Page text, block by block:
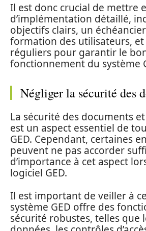
Il est donc crucial de mettre
d’implémentation détaillé,
objectifs clairs, un
formation des utilisateurs, et
réguliers pour garantir le
fonctionnement du système
Négliger la sécurité des
La sécurité des documents
est un aspect essentiel de
GED. Cependant, certaines
peuvent ne pas accorder
d’importance à cet aspect
logiciel GED.
Il est important de veiller à
système GED offre des
sécurité robustes, telles que